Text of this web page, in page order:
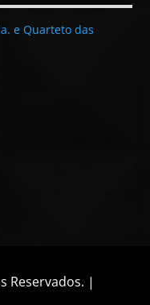
e Quarteto das
Reservados. |